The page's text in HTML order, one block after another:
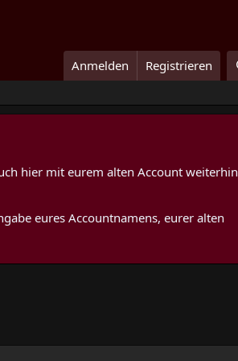
Anmelden Registrieren
hier mit eurem alten Account weiterhin
eures Accountnamens, eurer alten